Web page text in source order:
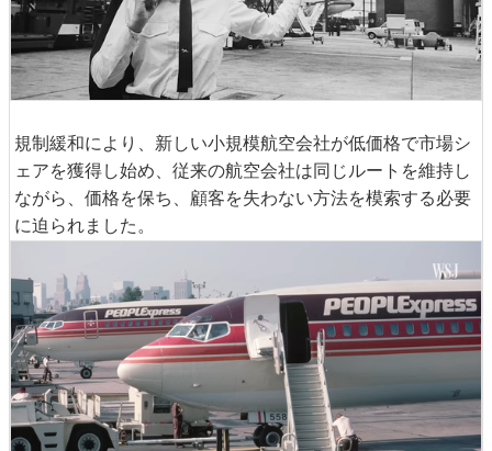
規制緩和により、新しい小規模航空会社が低価格で市場シ
ェアを獲得し始め、従来の航空会社は同じルートを維持し
ながら、価格を保ち、顧客を失わない方法を模索する必要
に迫られました。